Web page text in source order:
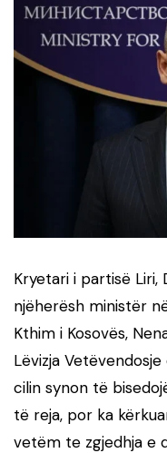
Kryetari i partisë Liri,
njëherësh ministër
Kthim i Kosovës,
Lëvizja
cilin synon të
të reja, por ka
vetëm te zgjedhja e